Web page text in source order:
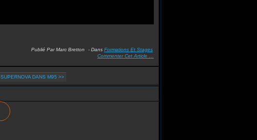
Publié Par Marc Bretton - Dans Formations Et Stages
Commenter Cet Article
SUPERNOVA DANS M95 >>